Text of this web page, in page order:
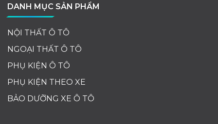
DANH MỤC SẢN PHẨM
NỘI THẤT Ô TÔ
NGOẠI THẤT Ô TÔ
PHỤ KIỆN Ô TÔ
PHỤ KIỆN THEO XE
BẢO DƯỠNG XE Ô TÔ